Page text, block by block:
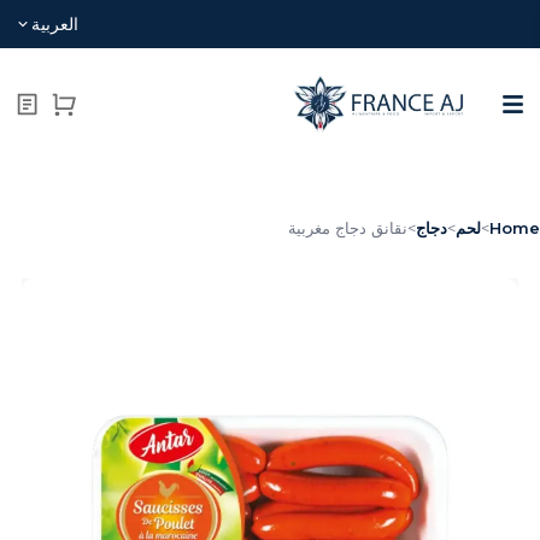
العربية
>لحم>دجاج>نقانق دجاج مغربية